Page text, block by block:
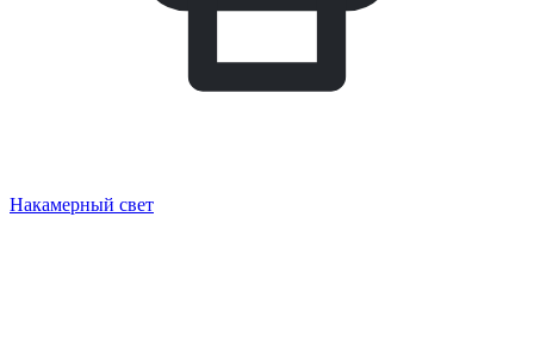
Накамерный свет